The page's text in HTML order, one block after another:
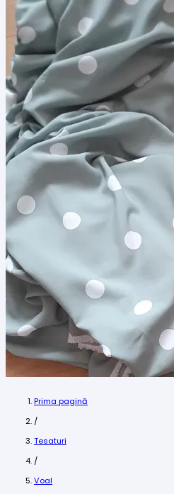
Prima pagină
/
Tesaturi
/
Voal